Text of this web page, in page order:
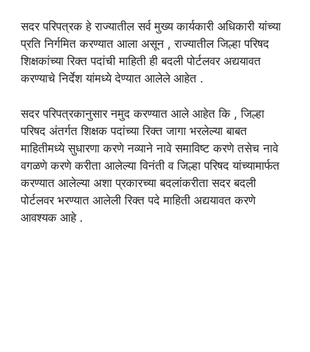
सदर परिपत्रक हे राज्यातील सर्व मुख्य कार्यकारी अधिकारी यांच्या
प्रति निर्गमित करण्यात आला असून , राज्यातील जिल्हा परिषद
शिक्षकांच्या रिक्त पदांची माहिती ही बदली पोर्टलवर अद्ययावत
करण्याचे निर्देश यांमध्ये देण्यात आलेले आहेत .
सदर परिपत्रकानुसार नमुद करण्यात आले आहेत कि , जिल्हा
परिषद अंतर्गत शिक्षक पदांच्या रिक्त जागा भरलेल्या बाबत
माहितीमध्ये सुधारणा करणे नव्याने नावे समाविष्ट करणे तसेच नावे
वगळणे करणे करीता आलेल्या विनंती व जिल्हा परिषद यांच्यामार्फत
करण्यात आलेल्या अशा प्रकारच्या बदलांकरीता सदर बदली
पोर्टलवर भरण्यात आलेली रिक्त पदे माहिती अद्ययावत करणे
आवश्यक आहे .